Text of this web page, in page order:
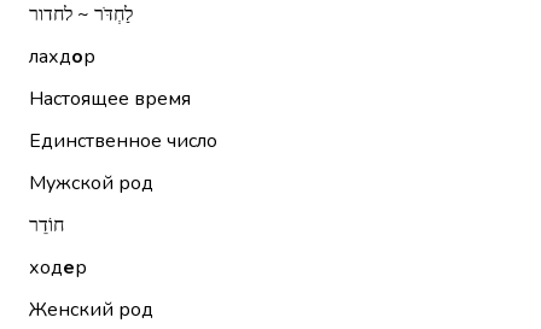
לַחְדֹּר ~ לחדור
лахдор
Настоящее время
Единственное число
Мужской род
חוֹדֵר
ходер
Женский род